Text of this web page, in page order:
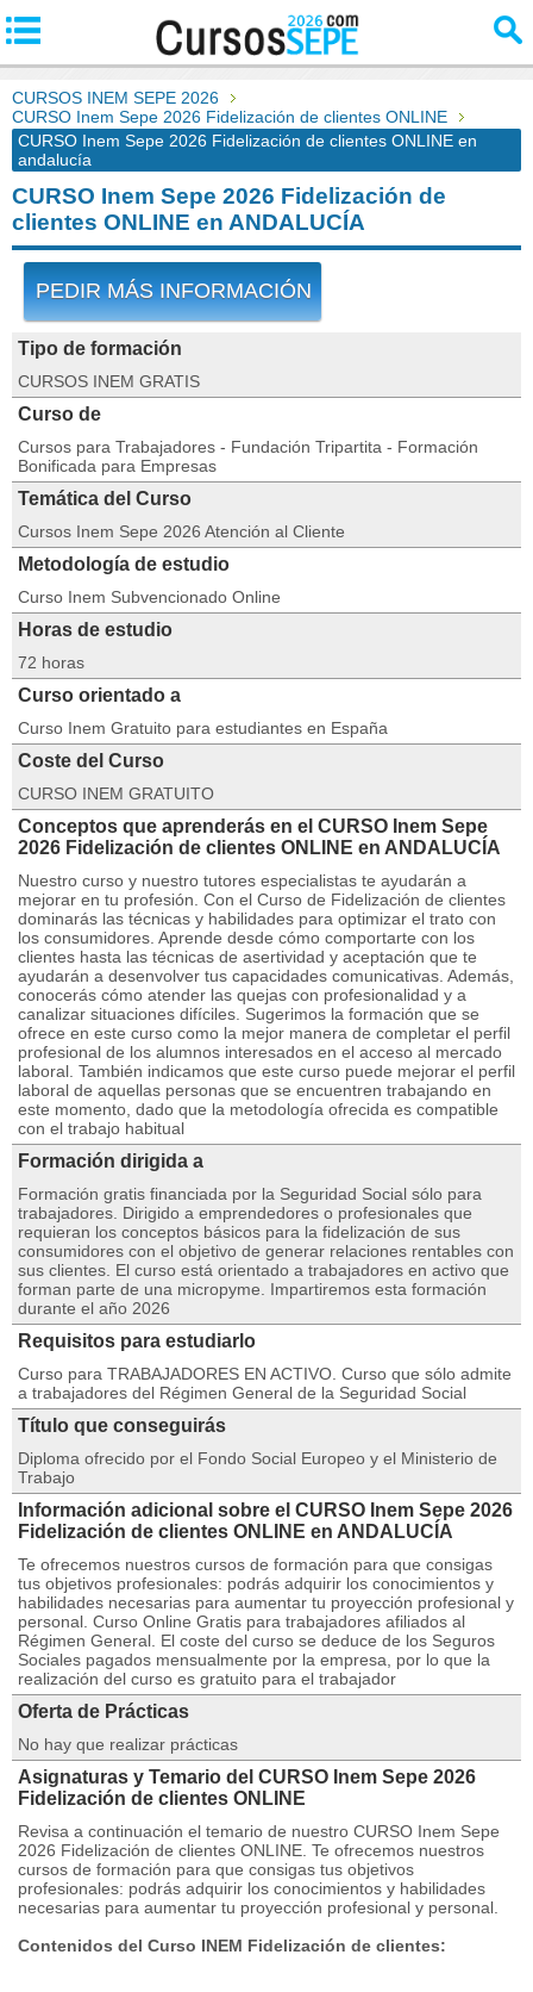
CURSOS INEM SEPE 2026
CURSO Inem Sepe 2026 Fidelización de clientes ONLINE
CURSO Inem Sepe 2026 Fidelización de clientes ONLINE en
andalucía
CURSO Inem Sepe 2026 Fidelización de
clientes ONLINE en ANDALUCÍA
PEDIR MÁS INFORMACIÓN
Tipo de formación
CURSOS INEM GRATIS
Curso de
Cursos para Trabajadores - Fundación Tripartita - Formación
Bonificada para Empresas
Temática del Curso
Cursos Inem Sepe 2026 Atención al Cliente
Metodología de estudio
Curso Inem Subvencionado Online
Horas de estudio
72 horas
Curso orientado a
Curso Inem Gratuito para estudiantes en España
Coste del Curso
CURSO INEM GRATUITO
Conceptos que aprenderás en el CURSO Inem Sepe
2026 Fidelización de clientes ONLINE en ANDALUCÍA
Nuestro curso y nuestro tutores especialistas te ayudarán a
mejorar en tu profesión. Con el Curso de Fidelización de clientes
dominarás las técnicas y habilidades para optimizar el trato con
los consumidores. Aprende desde cómo comportarte con los
clientes hasta las técnicas de asertividad y aceptación que te
ayudarán a desenvolver tus capacidades comunicativas. Además,
conocerás cómo atender las quejas con profesionalidad y a
canalizar situaciones difíciles. Sugerimos la formación que se
ofrece en este curso como la mejor manera de completar el perfil
profesional de los alumnos interesados en el acceso al mercado
laboral. También indicamos que este curso puede mejorar el perfil
laboral de aquellas personas que se encuentren trabajando en
este momento, dado que la metodología ofrecida es compatible
con el trabajo habitual
Formación dirigida a
Formación gratis financiada por la Seguridad Social sólo para
trabajadores. Dirigido a emprendedores o profesionales que
requieran los conceptos básicos para la fidelización de sus
consumidores con el objetivo de generar relaciones rentables con
sus clientes. El curso está orientado a trabajadores en activo que
forman parte de una micropyme. Impartiremos esta formación
durante el año 2026
Requisitos para estudiarlo
Curso para TRABAJADORES EN ACTIVO. Curso que sólo admite
a trabajadores del Régimen General de la Seguridad Social
Título que conseguirás
Diploma ofrecido por el Fondo Social Europeo y el Ministerio de
Trabajo
Información adicional sobre el CURSO Inem Sepe 2026
Fidelización de clientes ONLINE en ANDALUCÍA
Te ofrecemos nuestros cursos de formación para que consigas
tus objetivos profesionales: podrás adquirir los conocimientos y
habilidades necesarias para aumentar tu proyección profesional y
personal. Curso Online Gratis para trabajadores afiliados al
Régimen General. El coste del curso se deduce de los Seguros
Sociales pagados mensualmente por la empresa, por lo que la
realización del curso es gratuito para el trabajador
Oferta de Prácticas
No hay que realizar prácticas
Asignaturas y Temario del CURSO Inem Sepe 2026
Fidelización de clientes ONLINE
Revisa a continuación el temario de nuestro CURSO Inem Sepe
2026 Fidelización de clientes ONLINE. Te ofrecemos nuestros
cursos de formación para que consigas tus objetivos
profesionales: podrás adquirir los conocimientos y habilidades
necesarias para aumentar tu proyección profesional y personal.
Contenidos del Curso INEM Fidelización de clientes: